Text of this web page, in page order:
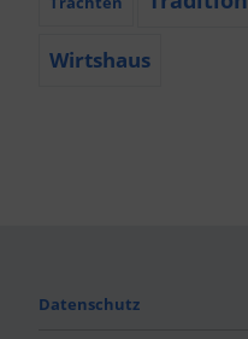
Wirtshaus
Datenschutz